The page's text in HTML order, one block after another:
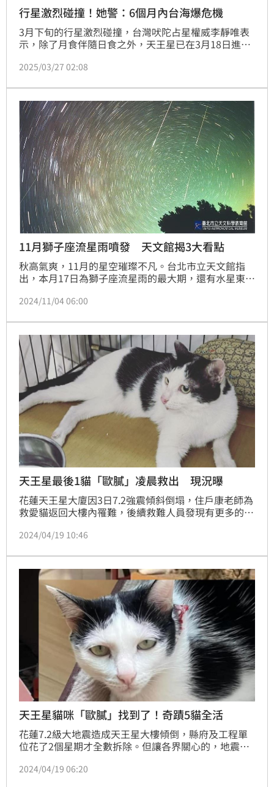
行星激烈碰撞！她警：6個月內台海爆危機
3月下旬的行星激烈碰撞，台灣吠陀占星權威李靜唯表
示，除了月食伴隨日食之外，天王星已在3月18日進入
它的難以捉摸讓人無法預測，並提醒「在未來6個月，
能，以及火山爆發或大地震引發海嘯或海底爆炸等危
機，甚或海底電纜被切斷造成網路大斷電的意外」。
2025/03/27 02:08
11月獅子座流星雨噴發 天文館揭3大看點
秋高氣爽，11月的星空璀璨不凡。台北市立天文館指
出，本月17日為獅子座流星雨的最大期，還有水星東大
度也逐漸增加，令天文迷相當期待。
2024/11/04 06:00
天王星最後1貓「歐膩」凌晨救出 現況曝
花蓮天王星大廈因3日7.2強震傾斜倒塌，住戶康老師為
救愛貓返回大樓內罹難，後續救難人員發現有更多的
今（19日）凌晨，最後一隻乳牛貓「歐膩」在飼主陸小
在IG向網友報平安，指出「歐膩」狀況都正常，一早會
帶到醫院詳細檢查，也讓眾多網友放下心來。
2024/04/19 10:46
天王星貓咪「歐膩」找到了！奇蹟5貓全活
花蓮7.2級大地震造成天王星大樓傾倒，縣府及工程單
位花了2個星期才全數拆除。但讓各界關心的，地震當
王星拆除完畢，6隻雞、4隻貓從廢墟中活下來，也跟主
2024/04/19 06:20